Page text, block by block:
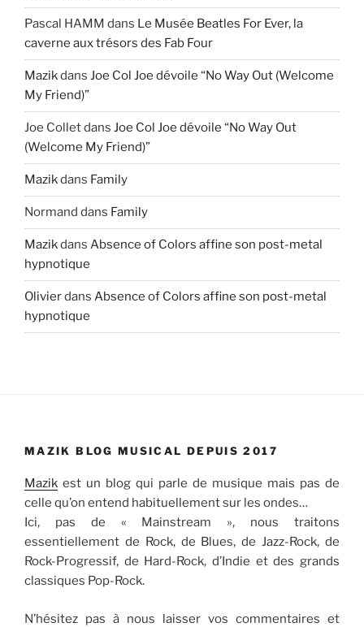
Pascal HAMM dans Le Musée Beatles For Ever, la
caverne aux trésors des Fab Four
Mazikdans Joe Col Joe dévoile “No Way Out (Welcome
My Friend)”
Joe Colletdans Joe Col Joe dévoile “No Way Out
(Welcome My Friend)”
Mazikdans Family
Normand dans Family
Mazikdans Absence of Colors affine son post-metal
hypnotique
Olivierdans Absence of Colors affine son post-metal
hypnotique
MAZIK BLOG MUSICAL DEPUIS 2017
Mazik est un blog qui parle de musique mais pas de
celle qu’on entend habituellement sur les ondes…
Ici, pas de « Mainstream », nous traitons
essentiellement de Rock, de Blues, de Jazz-Rock, de
Rock-Progressif, de Hard-Rock, d’Indie et des grands
classiques Pop-Rock.
N’hésitez pas à nous laisser vos commentaires et